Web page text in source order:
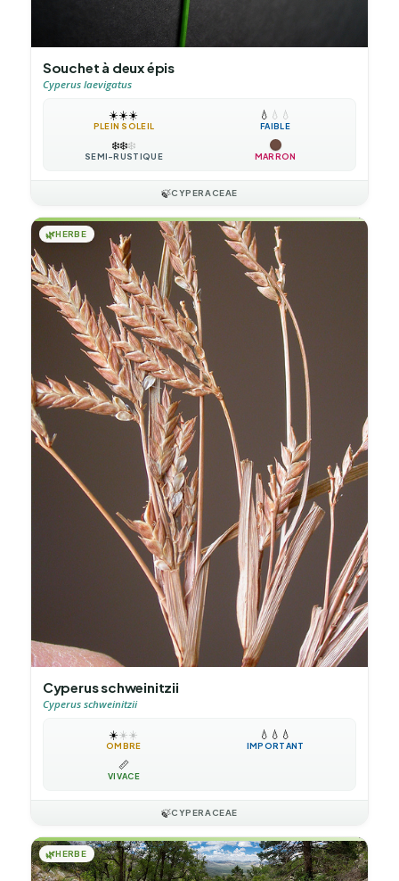
Souchet à deux épis
Cyperus laevigatus
☀️☀️☀️
PLEIN SOLEIL
💧 💧 💧
FAIBLE
❄️❄️❄️
SEMI-RUSTIQUE MARRON
🍃CYPERACEAE
🌿HERBE
Cyperus schweinitzii
Cyperus schweinitzii
☀️☀️☀️
OMBRE
💧 💧 💧
IMPORTANT
📏
VIVACE
🍃CYPERACEAE
🌿HERBE